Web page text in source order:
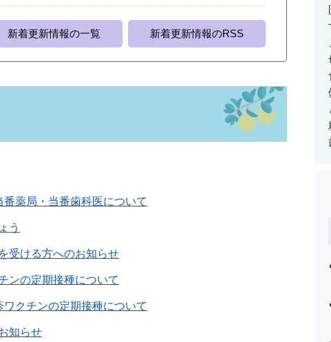
新着更新情報の一覧 新着更新情報のRSS
薬局・当番歯科医について
う
受ける方へのお知らせ
ンの定期接種について
クチンの定期接種について
知らせ